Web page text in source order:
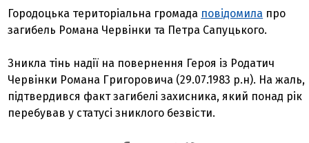
Городоцька територіальна громада повідомила про
загибель Романа Червінки та Петра Сапуцького.
Зникла тінь надії на повернення Героя із Родатич
Червінки Романа Григоровича (29.07.1983 р.н). На жаль,
підтвердився факт загибелі захисника, який понад рік
перебував у статусі зниклого безвісти.